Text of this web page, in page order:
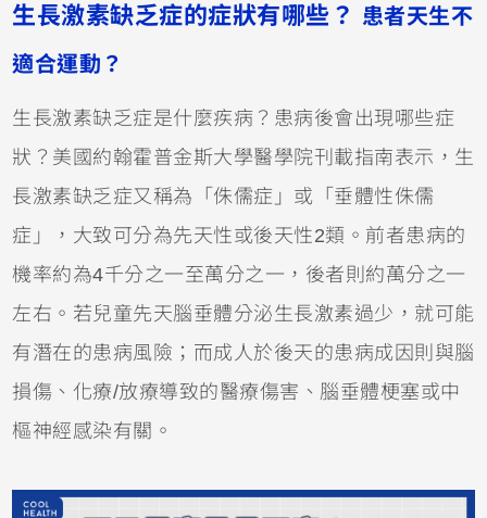
生長激素缺乏症的症狀有哪些？ 患者天生不
適合運動？
生長激素缺乏症是什麼疾病？患病後會出現哪些症
狀？ 美國約翰霍普金斯大學醫學院刊載指南表示，生
長激素缺乏症又稱為「侏儒症」或「垂體性侏儒
症」，大致可分為先天性或後天性2類。前者患病的
機率約為4千分之一至萬分之一，後者則約萬分之一
左右。若 兒童先天腦垂體分泌生長激素過少，就可能
有潛在的患病風險；而成人於後天的患病成因則與腦
損傷、化療/放療導致的醫療傷害、腦垂體梗塞或中
樞神經感染有關。